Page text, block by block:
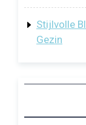
Stijlvolle
Gezin